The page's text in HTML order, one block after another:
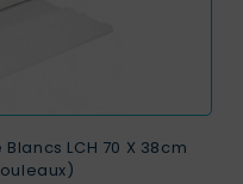
LCH 70 X 38cm